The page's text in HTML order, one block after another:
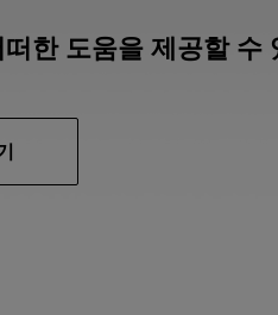
한 도움을 제공할 수